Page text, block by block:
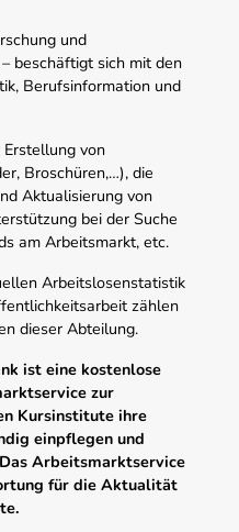
und
beschäftigt sich mit den
Berufsinformation und
von
Broschüren,…), die
Aktualisierung von
bei der Suche
am Arbeitsmarkt, etc.
Arbeitslosenstatistik
zählen
dieser Abteilung.
ist eine kostenlose
zur
Kursinstitute ihre
einpflegen und
Arbeitsmarktservice
für die Aktualität